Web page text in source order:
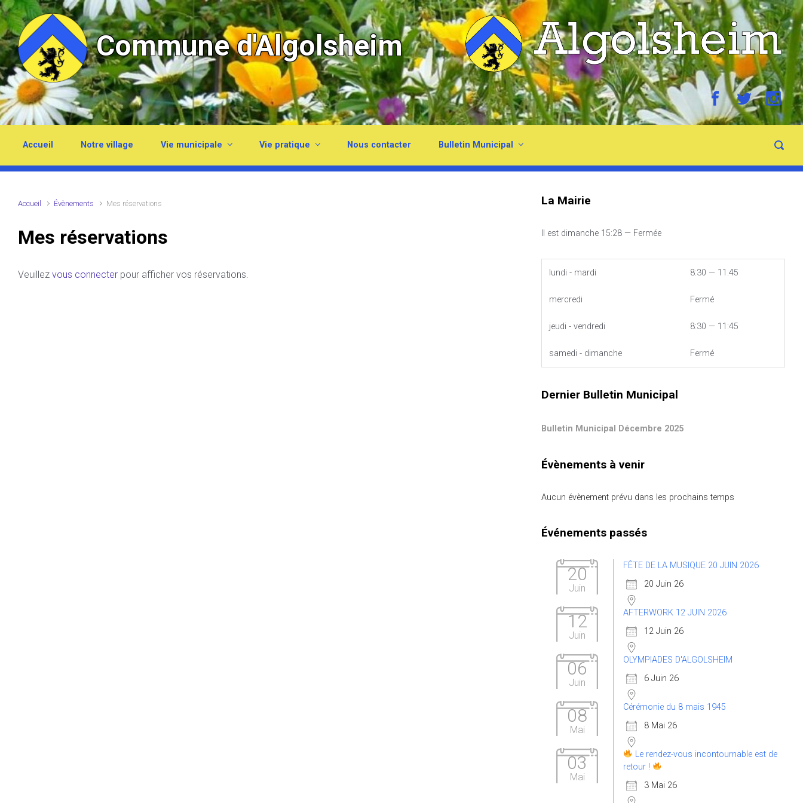
Skip to main content
Commune d'Algolsheim
Accueil Notre village Vie municipale Vie pratique Nous contacter Bulletin Municipal
Accueil Évènements Mes réservations
Mes réservations
Veuillez vous connecter pour afficher vos réservations.
La Mairie
Il est dimanche 15:28 — Fermée
lundi - mardi 8:30 — 11:45
mercredi Fermé
jeudi - vendredi 8:30 — 11:45
samedi - dimanche Fermé
Dernier Bulletin Municipal
Bulletin Municipal Décembre 2025
Évènements à venir
Aucun évènement prévu dans les prochains temps
Événements passés
20
Juin
FÊTE DE LA MUSIQUE 20 JUIN 2026
20 Juin 26
12
Juin
AFTERWORK 12 JUIN 2026
12 Juin 26
06
Juin
OLYMPIADES D'ALGOLSHEIM
6 Juin 26
08
Mai
Cérémonie du 8 mais 1945
8 Mai 26
03
Mai
Le rendez-vous incontournable est de
retour !
3 Mai 26